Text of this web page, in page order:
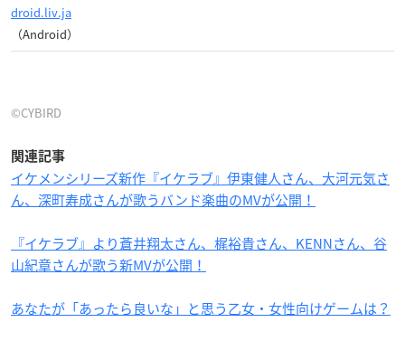
droid.liv.ja
（Android）
©CYBIRD
関連記事
イケメンシリーズ新作『イケラブ』伊東健人さん、大河元気さ
ん、深町寿成さんが歌うバンド楽曲のMVが公開！
『イケラブ』より蒼井翔太さん、梶裕貴さん、KENNさん、谷
山紀章さんが歌う新MVが公開！
あなたが「あったら良いな」と思う乙女・女性向けゲームは？